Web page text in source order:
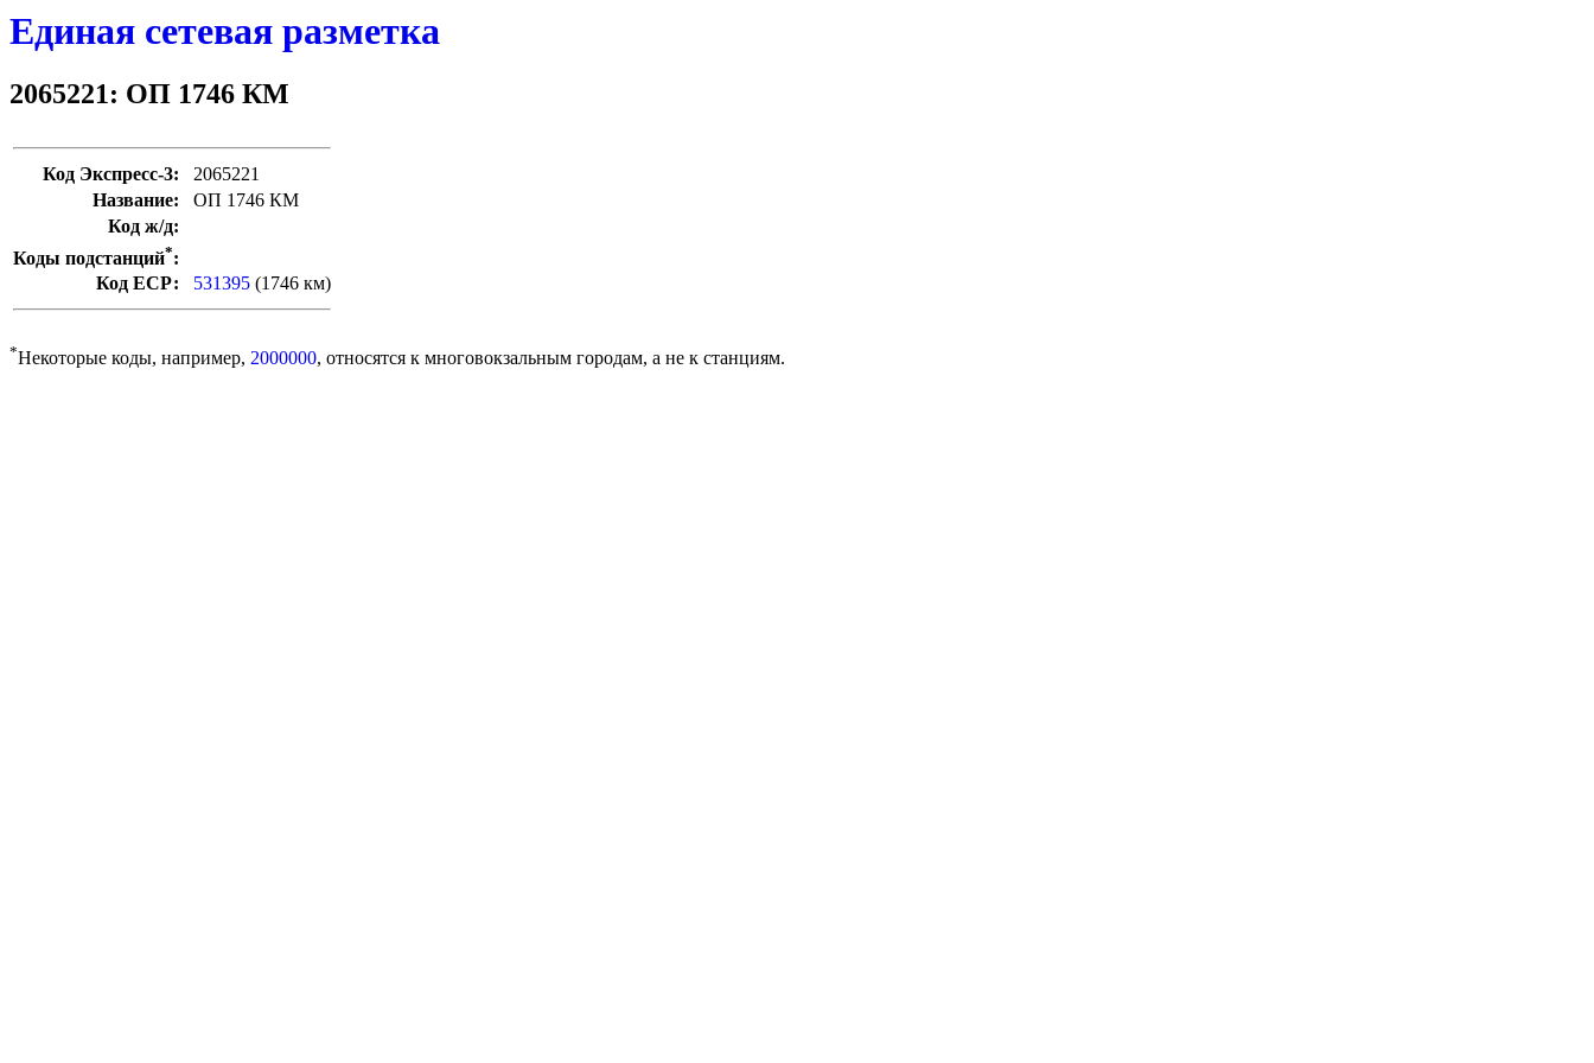
Единая сетевая разметка
2065221: ОП 1746 КМ
Код Экспресс-3:
2065221
Название:
ОП 1746 КМ
Код ж/д:
Коды подстанций*:
Код ЕСР:
531395 (1746 км)
*Некоторые коды, например, 2000000, относятся к многовокзальным городам, а не к станциям.